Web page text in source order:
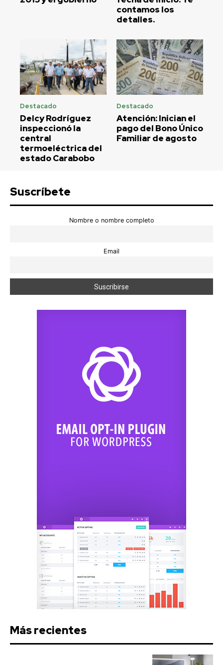
contamos los
detalles.
Destacado
Delcy Rodríguez
inspeccionó la
central
termoeléctrica del
estado Carabobo
Destacado
Atención: Inician el
pago del Bono Único
Familiar de agosto
Suscríbete
Nombre o nombre completo
Email
Más recientes